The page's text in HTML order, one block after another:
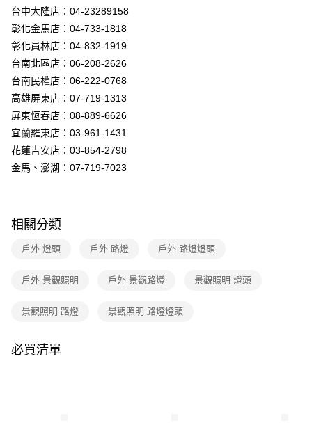
AFTEE先享後付
相關說明
【關於「AFTEE先享後付」】
AFTEE先享後付是「在收到商品之後才付款」的支付方式。 讓您購物簡單
便利好安心！
１．簡單：不需註冊會員、不需綁卡、不需儲值。
３．安心：先確認商品／服務後，再付款。
【「AFTEE先享後付」結帳流程】
１．於結帳方式選擇「AFTEE先享後付」後，將跳轉至「AFTEE先享後付」
結帳頁面，進行簡訊認證並確認金額後，即可完成結帳。
２．訂單成立數日內，您將收到繳費通知簡訊。
後付繳納相關費用。
是否繳費成功／繳費後需取消欲退款等相關疑問，請聯繫「AFTEE先享後付
易，需依本服務之必要範圍內提供個人資料，並將交易相關給付款項請求債
https://aftee.tw/terms/#terms3
ATM付款
運送方式
新竹貨運宅配
台中大隆店：04-23289158
彰化金馬店：04-733-1818
彰化員林店：04-832-1919
台南北區店：06-208-2626
台南民權店：06-222-0768
高雄屏東店：07-719-1313
屏東恆春店：08-889-6626
宜蘭羅東店：03-961-1431
花蓮吉安店：03-854-2798
金馬、澎湖：07-719-7023
相關分類
戶外 燈頭 戶外 路燈 戶外 路燈燈頭
戶外 景觀照明 戶外 景觀路燈 景觀照明 燈頭
景觀照明 路燈 景觀照明 路燈燈頭
必買清單